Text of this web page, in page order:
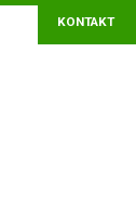
KONTAKT